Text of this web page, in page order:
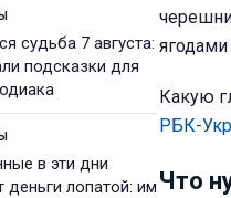
судьба 7 августа:
подсказки для
в эти дни
деньги лопатой: им
Какую
РБК-
Что